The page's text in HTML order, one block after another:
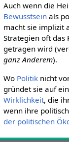
Auch wenn die
Bewusstseinals
macht sie implizit
Strategien oft das
getragen wird
ganz Anderem).
Wo Politiknicht
gründet sie auf
Wirklichkeit, die
wenn ihre
der politischen